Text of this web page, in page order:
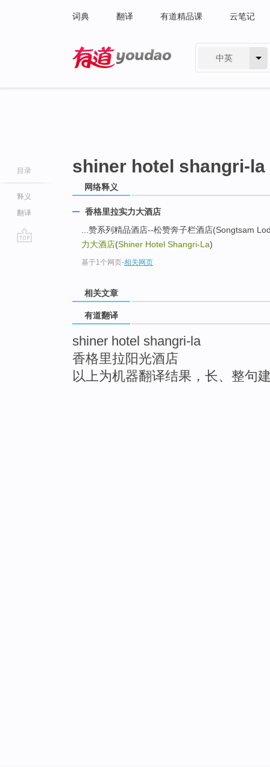
词典 翻译 有道精品课 云笔记
中英
目录
释义
翻译
shiner hotel shangri-la
网络释义
香格里拉实力大酒店
...赞系列精品酒店--松赞奔子栏酒店(Songtsam
力大酒店(Shiner Hotel Shangri-La)
基于1个网页-相关网页
相关文章
有道翻译
shiner hotel shangri-la
香格里拉阳光酒店
以上为机器翻译结果，长、整句